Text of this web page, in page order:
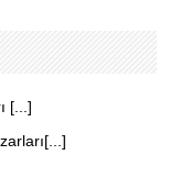
[...]